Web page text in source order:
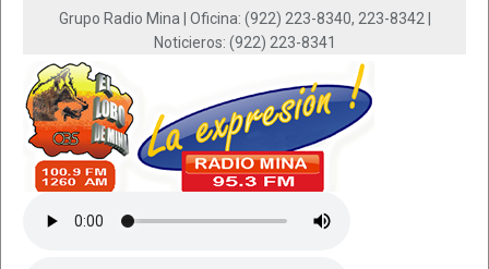
Grupo Radio Mina | Oficina: (922) 223-8340, 223-8342 |
Noticieros: (922) 223-8341